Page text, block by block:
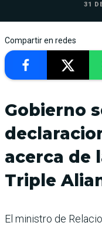
31
Compartir en redes
Gobierno
acerca de
Triple
El ministro de